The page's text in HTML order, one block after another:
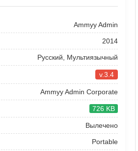
Ammyy Admin
2014
Русский, Мультиязычный
v.3.4
Ammyy Admin Corporate
726 KB
Вылечено
Portable